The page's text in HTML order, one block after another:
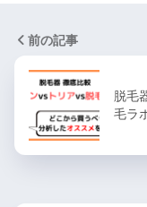
前の記事
脱毛
毛ラ